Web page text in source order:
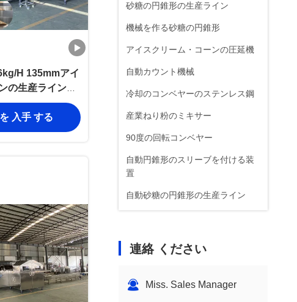
砂糖の円錐形の生産ライン
機械を作る砂糖の円錐形
アイスクリーム・コーンの圧延機
自動カウント機械
冷却のコンベヤーのステンレス鋼
産業ねり粉のミキサー
90度の回転コンベヤー
自動円錐形のスリーブを付ける装
置
自動砂糖の円錐形の生産ライン
連絡 ください
Miss. Sales Manager
H 135mmアイ
の生産ライン温
入手 する